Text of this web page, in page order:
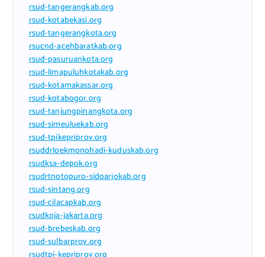
rsud-tangerangkab.org
rsud-kotabekasi.org
rsud-tangerangkota.org
rsucnd-acehbaratkab.org
rsud-pasuruankota.org
rsud-limapuluhkotakab.org
rsud-kotamakassar.org
rsud-kotabogor.org
rsud-tanjungpinangkota.org
rsud-simeuluekab.org
rsud-tpikepriprov.org
rsuddrloekmonohadi-kuduskab.org
rsudksa-depok.org
rsudrtnotopuro-sidoarjokab.org
rsud-sintang.org
rsud-cilacapkab.org
rsudkoja-jakarta.org
rsud-brebeskab.org
rsud-sulbarprov.org